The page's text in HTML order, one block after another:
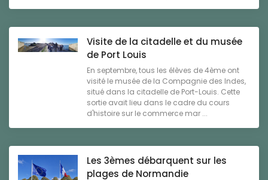
Visite de la citadelle et du musée
de Port Louis
En septembre, tous les élèves de 4ème ont
visité le musée de la Compagnie des Indes,
situé dans la citadelle de Port-Louis. Cette
sortie avait lieu dans le cadre du cours
d'histoire sur le commerce mar ...
Les 3èmes débarquent sur les
plages de Normandie